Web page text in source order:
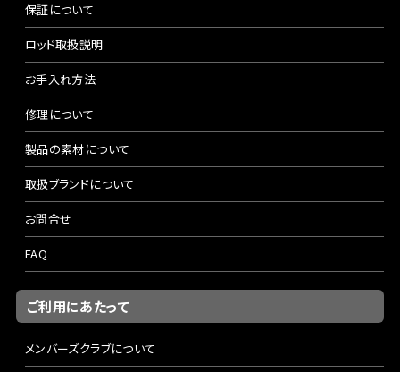
保証について
ロッド取扱説明
お手入れ方法
修理について
製品の素材について
取扱ブランドについて
お問合せ
FAQ
ご利用にあたって
メンバーズクラブについて